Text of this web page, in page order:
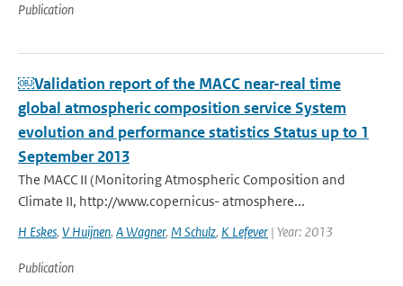
Publication
￼Validation report of the MACC near-real time
global atmospheric composition service System
evolution and performance statistics Status up to 1
September 2013
The MACC II (Monitoring Atmospheric Composition and
Climate II, http://www.copernicus- atmosphere...
H Eskes, V Huijnen, A Wagner, M Schulz, K Lefever | Year: 2013
Publication